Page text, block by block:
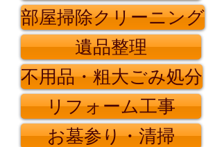
部屋掃除クリーニング
遺品整理
不用品・粗大ごみ処分
リフォーム工事
お墓参り・清掃